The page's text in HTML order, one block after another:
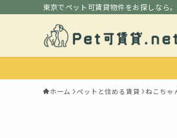
東京でペット可賃貸物件をお探しなら
ホーム ペットと住める賃貸 ねこちゃ